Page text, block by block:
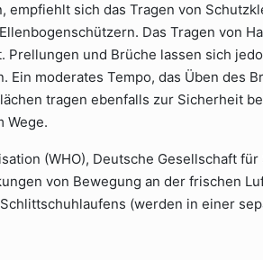
empfiehlt sich das Tragen von
Das Tragen von
Prellungen und Brüche lassen sich
Ein moderates Tempo, das Üben des
tragen ebenfalls zur Sicherheit
Wege.
(WHO), Deutsche Gesellschaft
von Bewegung an der frischen
(werden in einer